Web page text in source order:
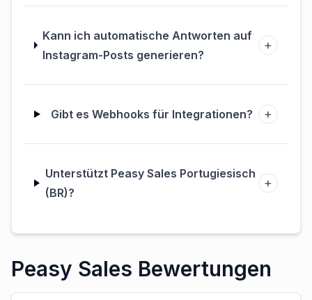
Kann ich automatische Antworten auf
Instagram-Posts generieren?
+
Gibt es Webhooks für Integrationen? +
Unterstützt Peasy Sales Portugiesisch
(BR)?
+
Peasy Sales Bewertungen